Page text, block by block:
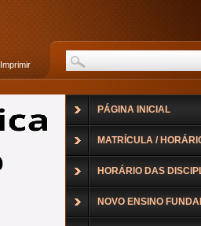
PÁGINA INICIAL
MATRÍCULA /
HORÁRIO DAS
NOVO ENSINO
Imprimir